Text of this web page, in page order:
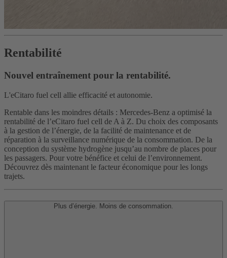
Rentabilité
Nouvel entraînement pour la rentabilité.
L'eCitaro fuel cell allie efficacité et autonomie.
Rentable dans les moindres détails : Mercedes-Benz a optimisé la
rentabilité de l’eCitaro fuel cell de A à Z. Du choix des composants
à la gestion de l’énergie, de la facilité de maintenance et de
réparation à la surveillance numérique de la consommation. De la
conception du système hydrogène jusqu’au nombre de places pour
les passagers. Pour votre bénéfice et celui de l’environnement.
Découvrez dès maintenant le facteur économique pour les longs
trajets.
Plus d’énergie. Moins de consommation.